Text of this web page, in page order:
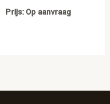
Prijs: Op aanvraag